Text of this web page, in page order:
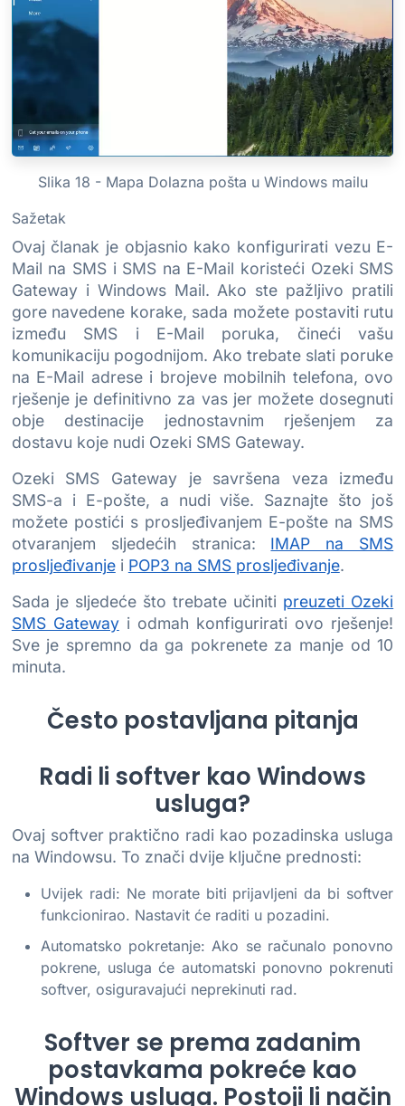
Slika 18 - Mapa Dolazna pošta u Windows mailu
Sažetak
Ovaj članak je objasnio kako konfigurirati vezu E-
Mail na SMS i SMS na E-Mail koristeći Ozeki SMS
Gateway i Windows Mail. Ako ste pažljivo pratili
gore navedene korake, sada možete postaviti rutu
između SMS i E-Mail poruka, čineći vašu
komunikaciju pogodnijom. Ako trebate slati poruke
na E-Mail adrese i brojeve mobilnih telefona, ovo
rješenje je definitivno za vas jer možete dosegnuti
obje destinacije jednostavnim rješenjem za
dostavu koje nudi Ozeki SMS Gateway.
Ozeki SMS Gateway je savršena veza između
SMS-a i E-pošte, a nudi više. Saznajte što još
možete postići s prosljeđivanjem E-pošte na SMS
otvaranjem sljedećih stranica: IMAP na SMS
prosljeđivanjei POP3 na SMS prosljeđivanje.
Sada je sljedeće što trebate učiniti preuzeti Ozeki
SMS Gatewayi odmah konfigurirati ovo rješenje!
Sve je spremno da ga pokrenete za manje od 10
minuta.
Često postavljana pitanja
Radi li softver kao Windows
usluga?
Ovaj softver praktično radi kao pozadinska usluga
na Windowsu. To znači dvije ključne prednosti:
Uvijek radi: Ne morate biti prijavljeni da bi softver
funkcionirao. Nastavit će raditi u pozadini.
Automatsko pokretanje: Ako se računalo ponovno
pokrene, usluga će automatski ponovno pokrenuti
softver, osiguravajući neprekinuti rad.
Softver se prema zadanim
postavkama pokreće kao
Windows usluga. Postoji li način